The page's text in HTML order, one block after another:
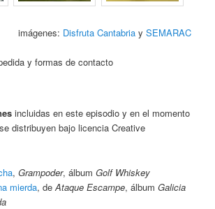
imágenes: Disfruta Cantabriay SEMARAC
y formas de contacto
incluidas en este episodio y en el momento
distribuyen bajo licencia Creative
, Grampoder, álbum Golf Whiskey
mierda, de Ataque Escampe, álbum Galicia